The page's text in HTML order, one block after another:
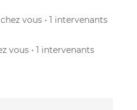
vous • 1 intervenants
vous • 1 intervenants